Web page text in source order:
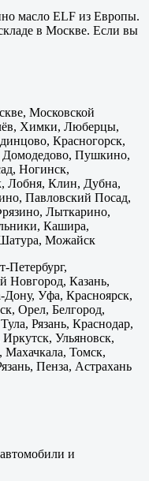
масло ELF из Европы.
в Москве. Если вы
Московской
Химки, Люберцы,
Красногорск,
Домодедово, Пушкино,
Ногинск,
Лобня, Клин, Дубна,
Павловский Посад,
Лыткарино,
Кашира,
Можайск
Петербург,
Новгород, Казань,
Уфа, Красноярск,
Орел, Белгород,
Рязань, Краснодар,
Ульяновск,
Махачкала, Томск,
Пенза, Астрахань
и